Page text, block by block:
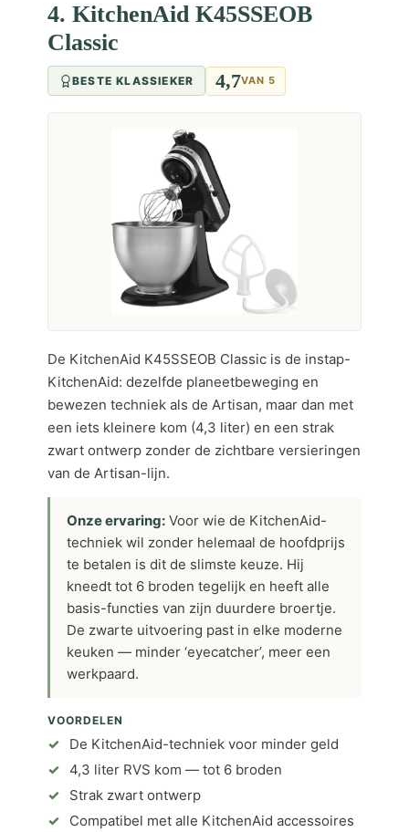
4. KitchenAid K45SSEOB
Classic
BESTE KLASSIEKER 4,7VAN 5
De KitchenAid K45SSEOB Classic is de instap-
KitchenAid: dezelfde planeetbeweging en
bewezen techniek als de Artisan, maar dan met
een iets kleinere kom (4,3 liter) en een strak
zwart ontwerp zonder de zichtbare versieringen
van de Artisan-lijn.
Onze ervaring: Voor wie de KitchenAid-
techniek wil zonder helemaal de hoofdprijs
te betalen is dit de slimste keuze. Hij
kneedt tot 6 broden tegelijk en heeft alle
basis-functies van zijn duurdere broertje.
De zwarte uitvoering past in elke moderne
keuken — minder ‘eyecatcher’, meer een
werkpaard.
VOORDELEN
De KitchenAid-techniek voor minder geld
4,3 liter RVS kom — tot 6 broden
Strak zwart ontwerp
Compatibel met alle KitchenAid accessoires